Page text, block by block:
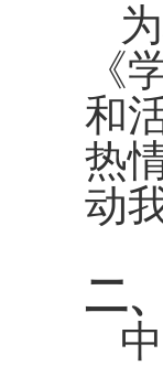
《
和
热
动
二